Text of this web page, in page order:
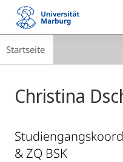
Mobile-
Navigation
Navigation
Startseite
Christina
& ZQ BSK